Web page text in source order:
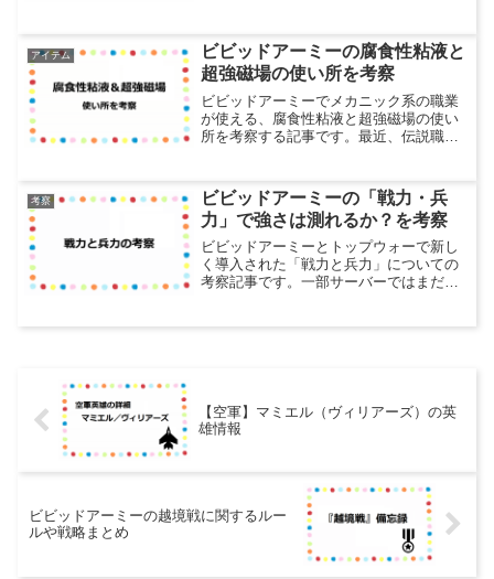
とめました。SSR英雄は星5のLv.120にす
るだけでも大...
アイテム
ビビッドアーミーの腐食性粘液と
超強磁場の使い所を考察
ビビッドアーミーでメカニック系の職業
が使える、腐食性粘液と超強磁場の使い
所を考察する記事です。最近、伝説職人
系アイテムも使い出したので有効な使い
方を色々試している最中で...
考察
ビビッドアーミーの「戦力・兵
力」で強さは測れるか？を考察
ビビッドアーミーとトップウォーで新し
く導入された「戦力と兵力」についての
考察記事です。一部サーバーではまだ未
【空軍】マミエル（ヴィリアーズ）の英
雄情報
ビビッドアーミーの越境戦に関するルー
ルや戦略まとめ